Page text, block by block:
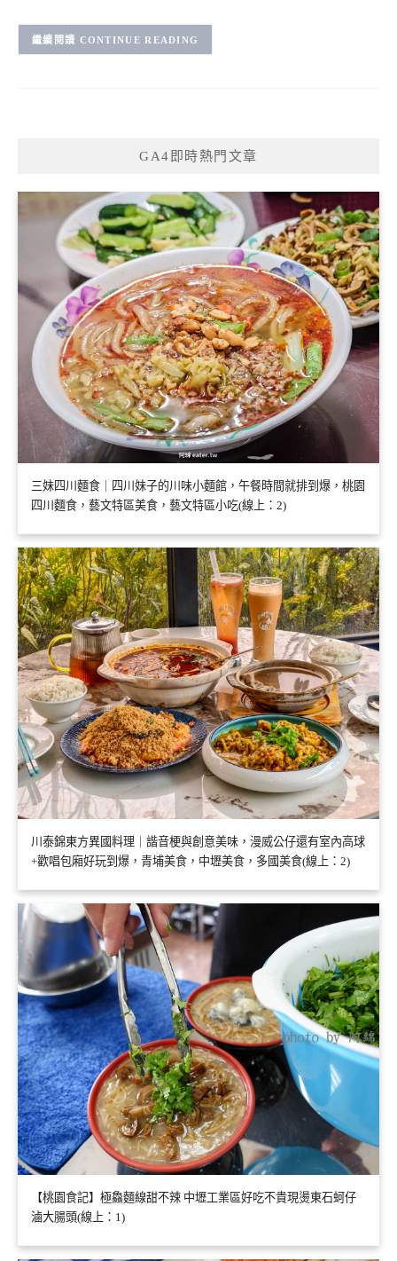
CONTINUE READING
GA4即時熱門文章
三妹四川麵食｜四川妹子的川味小麵館，午餐時間就排到爆，桃園
四川麵食，藝文特區美食，藝文特區小吃(線上：2)
川泰錦東方異國料理｜諧音梗與創意美味，漫威公仔還有室內高球
+歡唱包廂好玩到爆，青埔美食，中壢美食，多國美食(線上：2)
【桃園食記】極鱻麵線甜不辣 中壢工業區好吃不貴現燙東石蚵仔
滷大腸頭(線上：1)